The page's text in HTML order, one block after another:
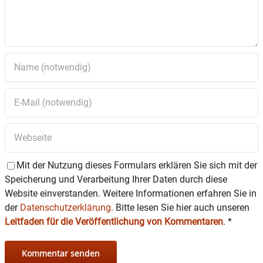
Entschädigung(Erfrischungsgeld) für die
Kommunalwahlen 2026
11.Antrag der UBG Edling vom 12.01.2026 –
Rechtliche Grundlage für die Entfernung
vonGeschwindigkeits-Begrenzungen (30
km/h)
Gemeindegebiet
12.Erneuerung des Bodens im
in Edling– Flur Kellergeschoss und
Obergeschoss
13.Vergabe Auftrag
EstricharbeitenKegelbahnen
14.Neubau des Edlinger
RathausesAuftragsvergabe Vordächer
15.Sanierung des Edlinger Rathauses–
Vergabe der Außenanlagen – Nachtrag
16.Erhöhung des Treppengeländers im
Mit der Nutzung dieses Formulars erklären Sie sich mit der
Speicherung und Verarbeitung Ihrer Daten durch diese
Website einverstanden. Weitere Informationen erfahren Sie in
der Datenschutzerklärung. Bitte lesen Sie hier auch unseren
Leitfaden für die Veröffentlichung von Kommentaren. *